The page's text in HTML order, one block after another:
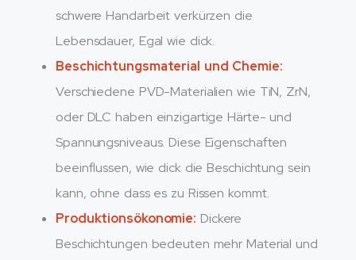
schwere Handarbeit verkürzen die
Lebensdauer, Egal wie dick.
Beschichtungsmaterial und Chemie:
Verschiedene PVD-Materialien wie TiN, ZrN,
oder DLC haben einzigartige Härte- und
Spannungsniveaus. Diese Eigenschaften
beeinflussen, wie dick die Beschichtung sein
kann, ohne dass es zu Rissen kommt.
Produktionsökonomie: Dickere
Beschichtungen bedeuten mehr Material und